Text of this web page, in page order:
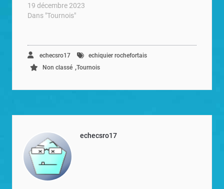
19 décembre 2023
Dans "Tournois"
echecsro17
echiquier rochefortais
Non classé ,Tournois
echecsro17